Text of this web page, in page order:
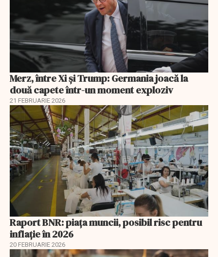
Merz, între Xi și Trump: Germania joacă la
două capete într-un moment exploziv
21 FEBRUARIE 2026
Raport BNR: piața muncii, posibil risc pentru
inflație în 2026
20 FEBRUARIE 2026